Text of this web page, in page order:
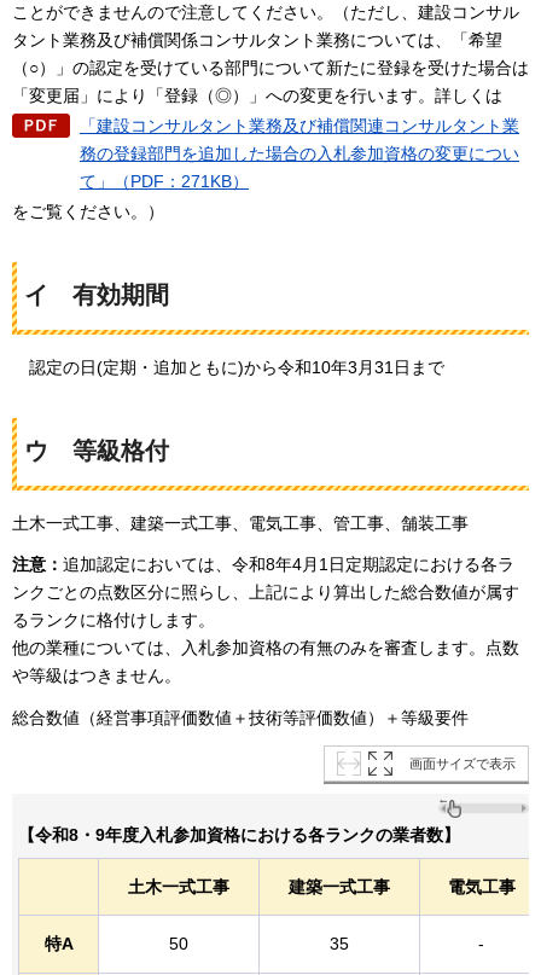
ことができませんので注意してください。（ただし、建設コンサル
タント業務及び補償関係コンサルタント業務については、「希望
（○）」の認定を受けている部門について新たに登録を受けた場合は
「変更届」により「登録（◎）」への変更を行います。詳しくは
「建設コンサルタント業務及び補償関連コンサルタント業
務の登録部門を追加した場合の入札参加資格の変更につい
て」（PDF：271KB）
をご覧ください。）
イ 有効期間
認定の日(定期・追加ともに)から令和10年3月31日まで
ウ 等級格付
土木一式工事、建築一式工事、電気工事、管工事、舗装工事
注意： 追加認定においては、令和8年4月1日定期認定における各ラ
ンクごとの点数区分に照らし、上記により算出した総合数値が属す
るランクに格付けします。
他の業種については、入札参加資格の有無のみを審査します。点数
や等級はつきません。
総合数値（経営事項評価数値＋技術等評価数値）＋等級要件
画面サイズで表示
【令和8・9年度入札参加資格における各ランクの業者数】
土木一式工事 建築一式工事 電気工事
特A 50 35 -